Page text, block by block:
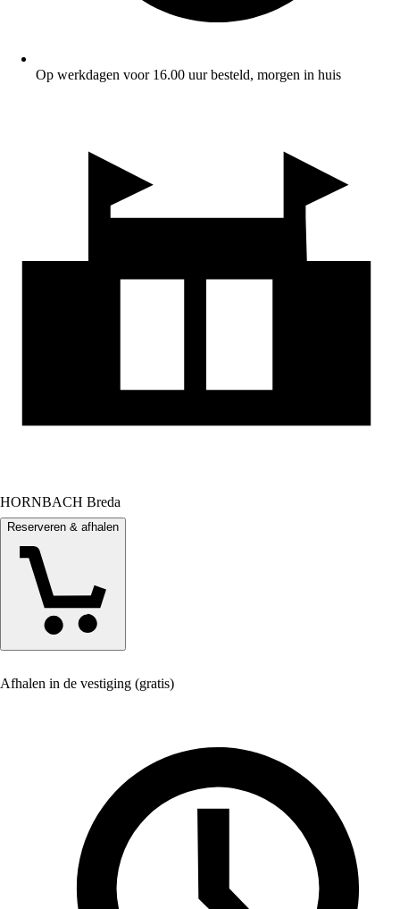
Op werkdagen voor 16.00 uur besteld, morgen in huis
HORNBACH Breda
Reserveren & afhalen
Afhalen in de vestiging (gratis)